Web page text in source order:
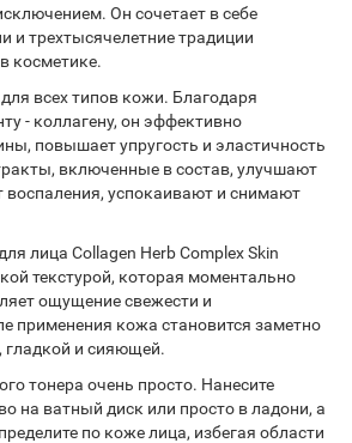
Он сочетает в себе
и трехтысячелетние традиции
косметике.
всех типов кожи. Благодаря
- коллагену, он эффективно
повышает упругость и эластичность
включенные в состав, улучшают
воспаления, успокаивают и снимают
лица Collagen Herb Complex Skin
текстурой, которая моментально
ощущение свежести и
применения кожа становится заметно
гладкой и сияющей.
тонера очень просто. Нанесите
на ватный диск или просто в ладони, а
по коже лица, избегая области